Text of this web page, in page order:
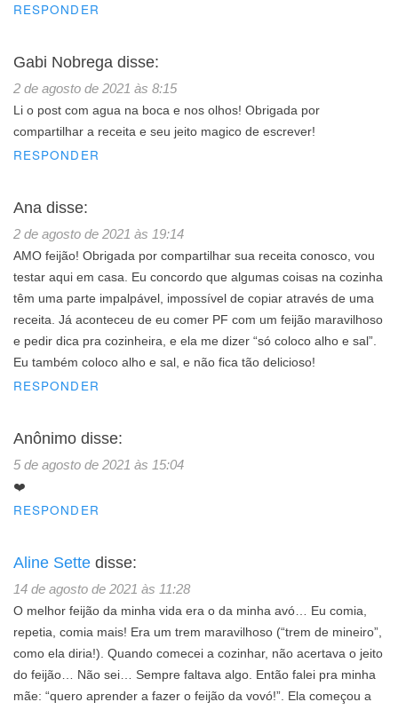
RESPONDER
Gabi Nobrega disse:
2 de agosto de 2021 às 8:15
Li o post com agua na boca e nos olhos! Obrigada por
compartilhar a receita e seu jeito magico de escrever!
RESPONDER
Ana disse:
2 de agosto de 2021 às 19:14
AMO feijão! Obrigada por compartilhar sua receita conosco, vou
testar aqui em casa. Eu concordo que algumas coisas na cozinha
têm uma parte impalpável, impossível de copiar através de uma
receita. Já aconteceu de eu comer PF com um feijão maravilhoso
e pedir dica pra cozinheira, e ela me dizer “só coloco alho e sal”.
Eu também coloco alho e sal, e não fica tão delicioso!
RESPONDER
Anônimo disse:
5 de agosto de 2021 às 15:04
❤️
RESPONDER
Aline Sette disse:
14 de agosto de 2021 às 11:28
O melhor feijão da minha vida era o da minha avó… Eu comia,
repetia, comia mais! Era um trem maravilhoso (“trem de mineiro”,
como ela diria!). Quando comecei a cozinhar, não acertava o jeito
do feijão… Não sei… Sempre faltava algo. Então falei pra minha
mãe: “quero aprender a fazer o feijão da vovó!”. Ela começou a